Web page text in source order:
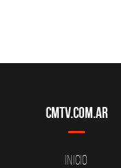
CMTV.com.ar
Inicio